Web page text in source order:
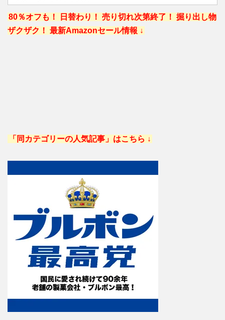
80％オフも！ 日替わり！ 売り切れ次第終了！ 掘り出し物
ザクザク！ 最新Amazonセール情報 ↓
「同カテゴリーの人気記事」はこちら ↓